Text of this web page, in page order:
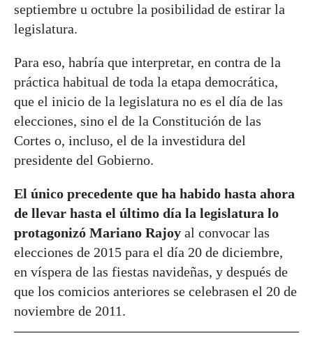
septiembre u octubre la posibilidad de estirar la
legislatura.
Para eso, habría que interpretar, en contra de la
práctica habitual de toda la etapa democrática,
que el inicio de la legislatura no es el día de las
elecciones, sino el de la Constitución de las
Cortes o, incluso, el de la investidura del
presidente del Gobierno.
El único precedente que ha habido hasta ahora
de llevar hasta el último día la legislatura lo
protagonizó Mariano Rajoy al convocar las
elecciones de 2015 para el día 20 de diciembre,
en víspera de las fiestas navideñas, y después de
que los comicios anteriores se celebrasen el 20 de
noviembre de 2011.